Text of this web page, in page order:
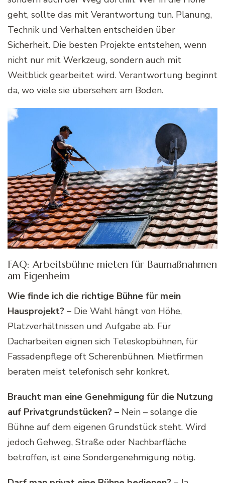
geht, sollte das mit Verantwortung tun. Planung,
Technik und Verhalten entscheiden über
Sicherheit. Die besten Projekte entstehen, wenn
nicht nur mit Werkzeug, sondern auch mit
Weitblick gearbeitet wird. Verantwortung beginnt
da, wo viele sie übersehen: am Boden.
FAQ: Arbeitsbühne mieten für Baumaßnahmen
am Eigenheim
Wie finde ich die richtige Bühne für mein
Hausprojekt? – Die Wahl hängt von Höhe,
Platzverhältnissen und Aufgabe ab. Für
Dacharbeiten eignen sich Teleskopbühnen, für
Fassadenpflege oft Scherenbühnen. Mietfirmen
beraten meist telefonisch sehr konkret.
Braucht man eine Genehmigung für die Nutzung
auf Privatgrundstücken? – Nein – solange die
Bühne auf dem eigenen Grundstück steht. Wird
jedoch Gehweg, Straße oder Nachbarfläche
betroffen, ist eine Sondergenehmigung nötig.